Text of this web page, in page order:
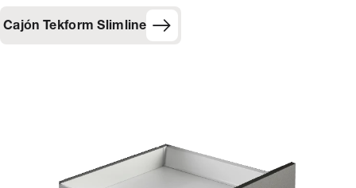
Cajón Tekform Slimline